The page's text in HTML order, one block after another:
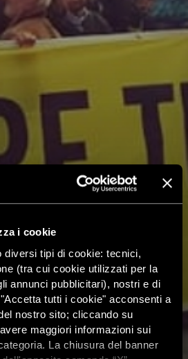
i cookie
diversi tipi di cookie: tecnici,
(tra cui cookie utilizzati per la
annunci pubblicitari), nostri e di
tutti i cookie" acconsenti a
nostro sito; cliccando su
maggiori informazioni sui
La chiusura del banner